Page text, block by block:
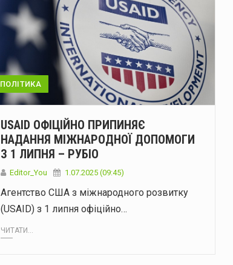
ПОЛІТИКА
USAID ОФІЦІЙНО ПРИПИНЯЄ
НАДАННЯ МІЖНАРОДНОЇ ДОПОМОГИ
З 1 ЛИПНЯ – РУБІО
Editor_You 1.07.2025 (09:45)
Агентство США з міжнародного розвитку
(USAID) з 1 липня офіційно…
ЧИТАТИ...